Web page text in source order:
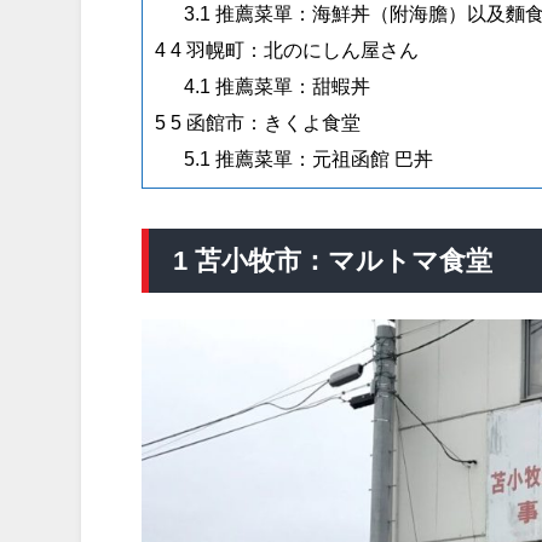
3.1 推薦菜單：海鮮丼（附海膽）以及麵
4 4 羽幌町：北のにしん屋さん
4.1 推薦菜單：甜蝦丼
5 5 函館市：きくよ食堂
5.1 推薦菜單：元祖函館 巴丼
1 苫小牧市：マルトマ食堂